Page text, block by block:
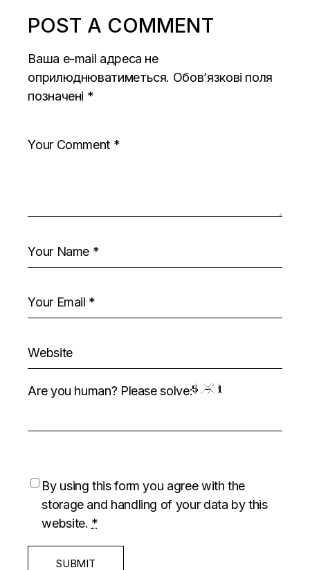
POST A COMMENT
Ваша e-mail адреса не
оприлюднюватиметься. Обов’язкові поля
позначені *
Are you human? Please solve:
By using this form you agree with the
storage and handling of your data by this
website. *
SUBMIT